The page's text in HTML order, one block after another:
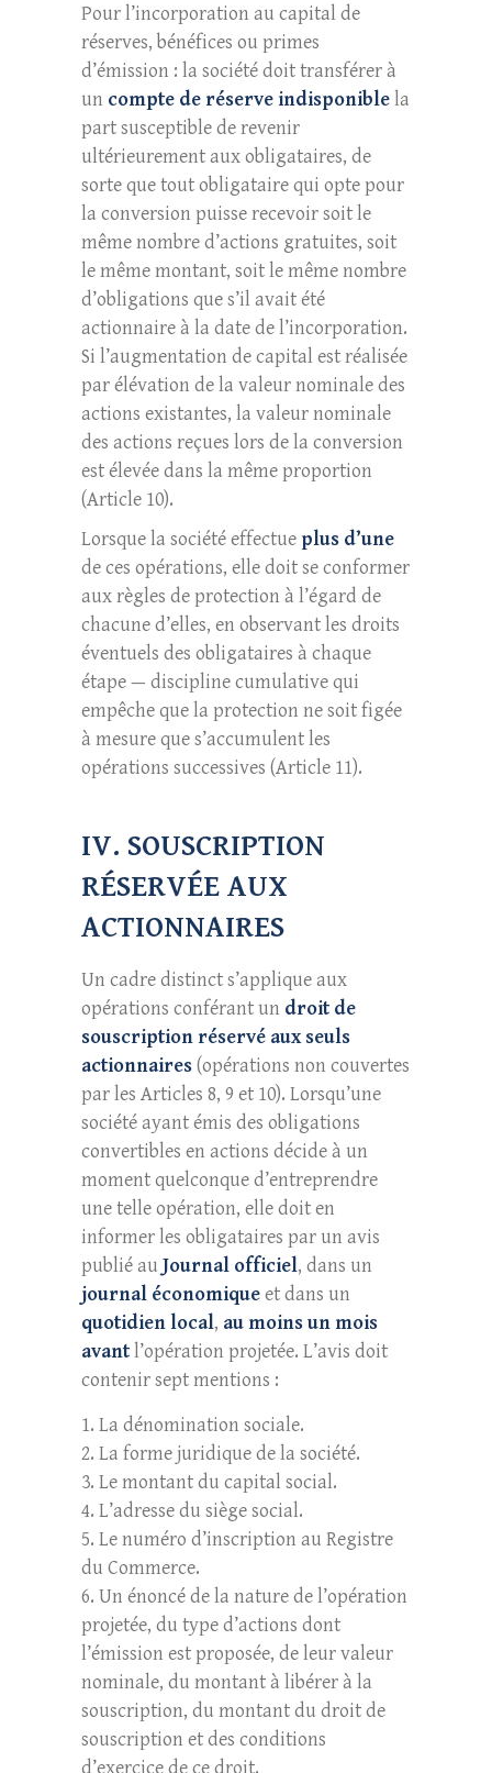
Pour l’incorporation au capital de
réserves, bénéfices ou primes
d’émission : la société doit transférer à
un compte de réserve indisponiblela
part susceptible de revenir
ultérieurement aux obligataires, de
sorte que tout obligataire qui opte pour
la conversion puisse recevoir soit le
même nombre d’actions gratuites, soit
le même montant, soit le même nombre
d’obligations que s’il avait été
actionnaire à la date de l’incorporation.
Si l’augmentation de capital est réalisée
par élévation de la valeur nominale des
actions existantes, la valeur nominale
des actions reçues lors de la conversion
est élevée dans la même proportion
(Article 10).
Lorsque la société effectue plus d’une
de ces opérations, elle doit se conformer
aux règles de protection à l’égard de
chacune d’elles, en observant les droits
éventuels des obligataires à chaque
étape — discipline cumulative qui
empêche que la protection ne soit figée
à mesure que s’accumulent les
opérations successives (Article 11).
IV. SOUSCRIPTION
RÉSERVÉE AUX
ACTIONNAIRES
Un cadre distinct s’applique aux
opérations conférant un droit de
souscription réservé aux seuls
actionnaires(opérations non couvertes
par les Articles 8, 9 et 10). Lorsqu’une
société ayant émis des obligations
convertibles en actions décide à un
moment quelconque d’entreprendre
une telle opération, elle doit en
informer les obligataires par un avis
publié au Journal officiel, dans un
journal économiqueet dans un
quotidien local, au moins un mois
avantl’opération projetée. L’avis doit
contenir sept mentions :
La dénomination sociale.
La forme juridique de la société.
Le montant du capital social.
L’adresse du siège social.
Le numéro d’inscription au Registre
du Commerce.
Un énoncé de la nature de l’opération
projetée, du type d’actions dont
l’émission est proposée, de leur valeur
nominale, du montant à libérer à la
souscription, du montant du droit de
souscription et des conditions